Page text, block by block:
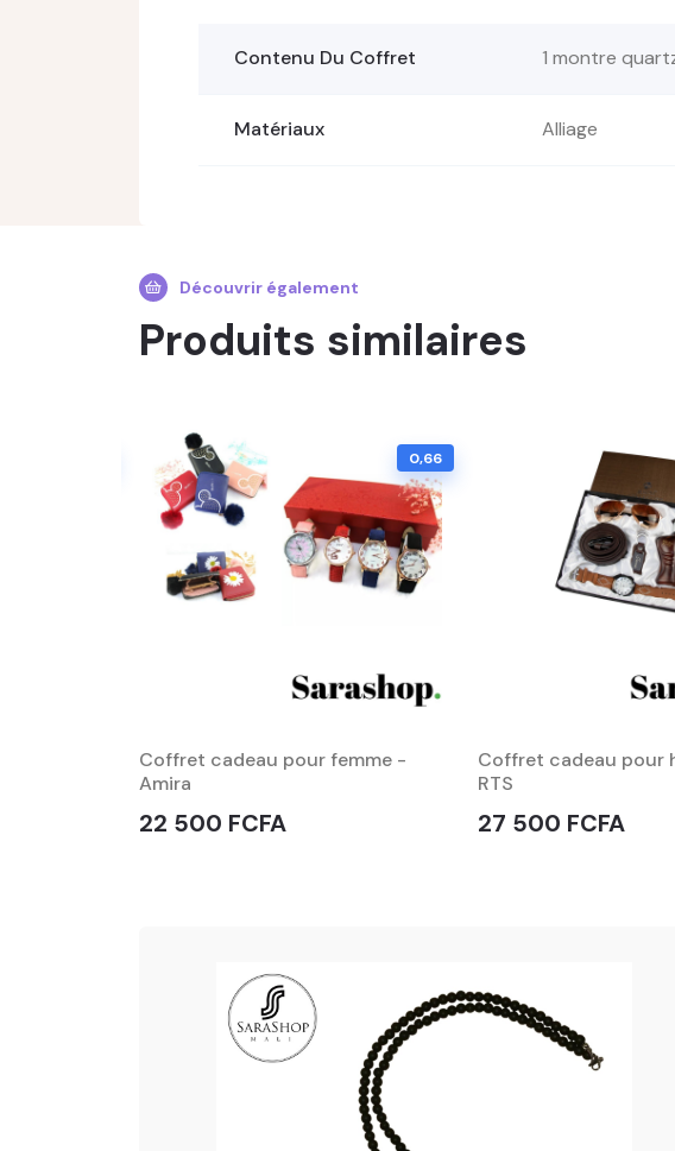
Contenu Du Coffret 1 montre
Matériaux Alliage
Découvrir également
Produits similaires
0,66
Coffret cadeau pour femme -
Amira
22 500 FCFA
Coffret cadeau pour
RTS
27 500 FCFA